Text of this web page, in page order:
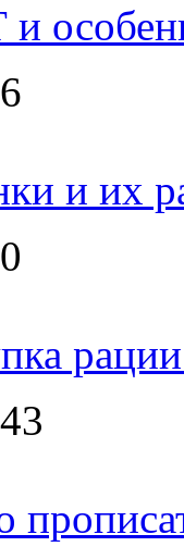
и их